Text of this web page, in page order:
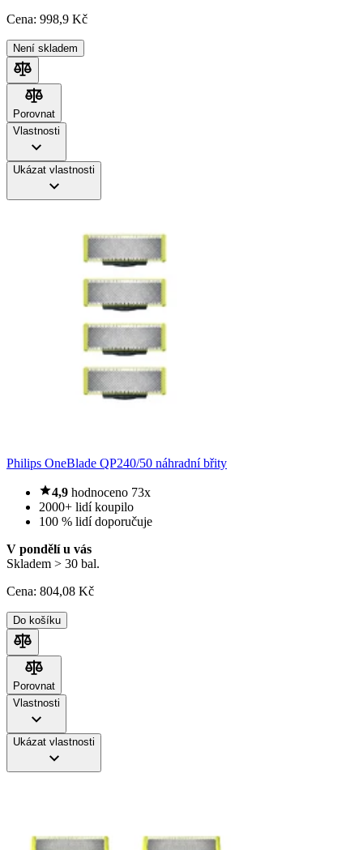
Cena: 998,9 Kč
Není skladem
Porovnat
Porovnat
Vlastnosti
Ukázat vlastnosti
Philips OneBlade QP240/50 náhradní břity
4,9 hodnoceno 73x
2000+ lidí koupilo
100 % lidí doporučuje
V pondělí u vás
Skladem > 30 bal.
Cena: 804,08 Kč
Do košíku
Porovnat
Porovnat
Vlastnosti
Ukázat vlastnosti